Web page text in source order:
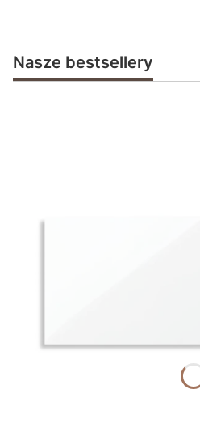
Nasze bestsellery